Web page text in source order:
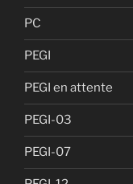
PC
PEGI
PEGI en attente
PEGI-03
PEGI-07